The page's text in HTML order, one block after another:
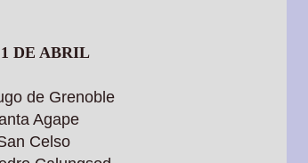
DE ABRIL
de Grenoble
Agape
Celso